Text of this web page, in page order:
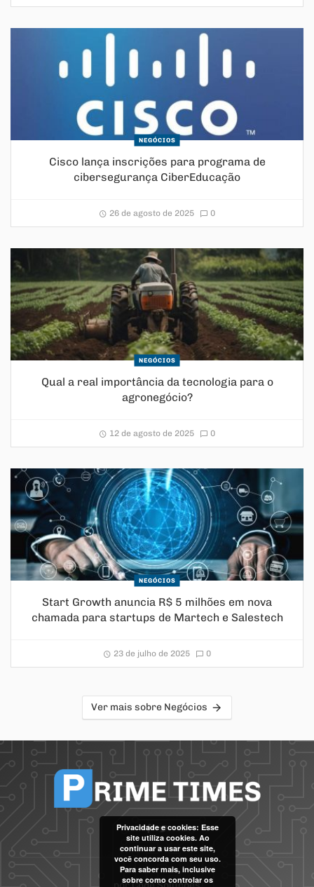
NEGÓCIOS
Cisco lança inscrições para programa de
cibersegurança CiberEducação
26 de agosto de 2025 0
NEGÓCIOS
Qual a real importância da tecnologia para o
agronegócio?
12 de agosto de 2025 0
NEGÓCIOS
Start Growth anuncia R$ 5 milhões em nova
chamada para startups de Martech e Salestech
23 de julho de 2025 0
Ver mais sobre Negócios
Privacidade e cookies: Esse
site utiliza cookies. Ao
continuar a usar este site,
você concorda com seu uso.
Para saber mais, inclusive
sobre como controlar os